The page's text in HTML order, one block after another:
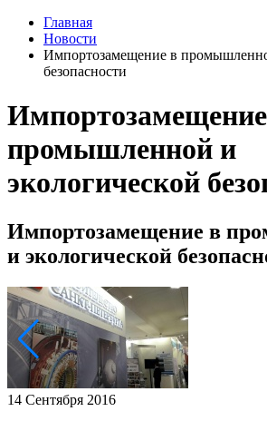
Главная
Новости
Импортозамещение в
безопасности
промышленной и
экологической
Импортозамещение в
и экологической
14 Сентября 2016